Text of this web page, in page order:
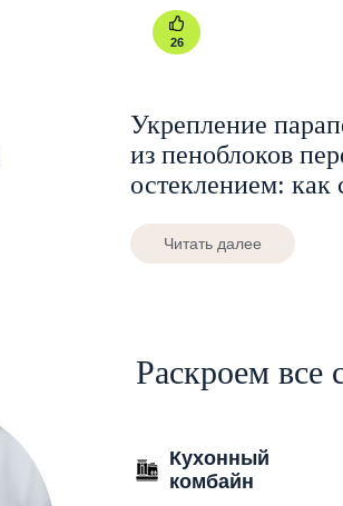
26
Укрепление
из пеноблоков
остеклением: как
Читать далее
Раскроем все
Кухонный
комбайн